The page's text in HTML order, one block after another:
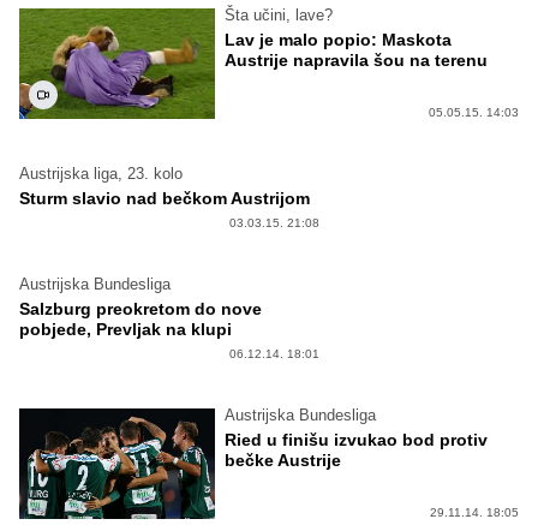
Šta učini, lave?
Lav je malo popio: Maskota
Austrije napravila šou na terenu
05.05.15. 14:03
Austrijska liga, 23. kolo
Sturm slavio nad bečkom Austrijom
03.03.15. 21:08
Austrijska Bundesliga
Salzburg preokretom do nove
pobjede, Prevljak na klupi
06.12.14. 18:01
Austrijska Bundesliga
Ried u finišu izvukao bod protiv
bečke Austrije
29.11.14. 18:05